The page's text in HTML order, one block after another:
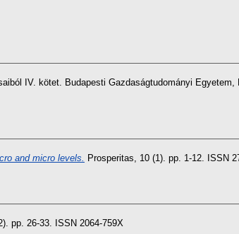
IV. kötet. Budapesti Gazdaságtudományi Egyetem,
and micro levels. Prosperitas, 10 (1). pp. 1-12. ISSN
pp. 26-33. ISSN 2064-759X